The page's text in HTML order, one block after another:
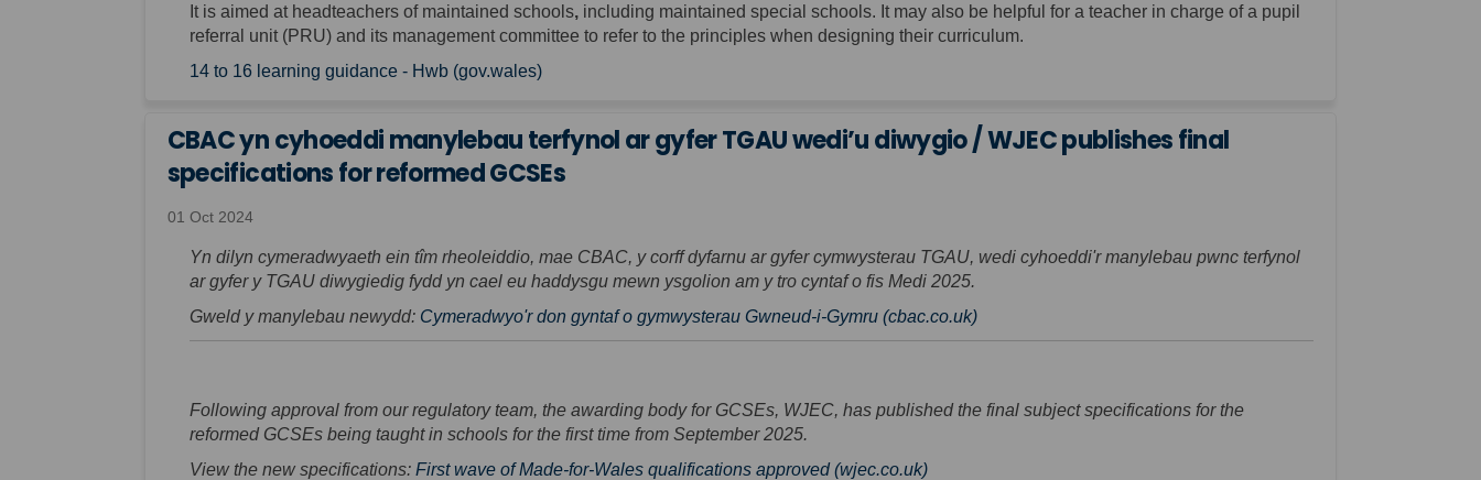
It is aimed at headteachers of maintained schools,including maintained special schools. It may also be helpful for a teacher in charge of a pupil
referral unit (PRU) and its management committee to refer to the principles when designing their curriculum.
14 to 16 learning guidance - Hwb (gov.wales)(External link)
CBAC yn cyhoeddi manylebau terfynol ar gyfer TGAU wedi’u diwygio / WJEC publishes final
specifications for reformed GCSEs
01 Oct 2024
Yn dilyn cymeradwyaeth ein tîm rheoleiddio, mae CBAC, y corff dyfarnu ar gyfer cymwysterau TGAU, wedi cyhoeddi'r manylebau pwnc terfynol
ar gyfer y TGAU diwygiedig fydd yn cael eu haddysgu mewn ysgolion am y tro cyntaf o fis Medi 2025.
Gweld y manylebau newydd: Cymeradwyo'r don gyntaf o gymwysterau Gwneud-i-Gymru (cbac.co.uk)(External link)
Following approval from our regulatory team, the awarding body for GCSEs, WJEC, has published the final subject specifications for the
reformed GCSEs being taught in schools for the first time from September 2025.
View the new specifications: First wave of Made-for-Wales qualifications approved (wjec.co.uk)(External link)